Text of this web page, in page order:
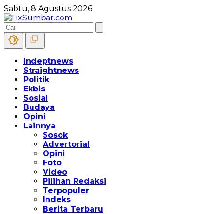
Sabtu, 8 Agustus 2026
Indeptnews
Straightnews
Politik
Ekbis
Sosial
Budaya
Opini
Lainnya
Sosok
Advertorial
Opini
Foto
Video
Pilihan Redaksi
Terpopuler
Indeks
Berita Terbaru